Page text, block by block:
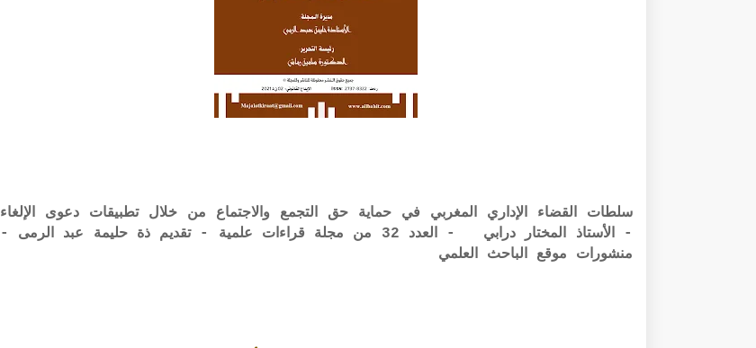
سلطات القضاء الإداري المغربي في حماية حق التجمع والاجتماع من خلال تطبيقات دعوى الإلغاء
- الأستاذ المختار درابي - العدد 32 من مجلة قراءات علمية - تقديم ذة حليمة عبد الرمى -
منشورات موقع الباحث العلمي